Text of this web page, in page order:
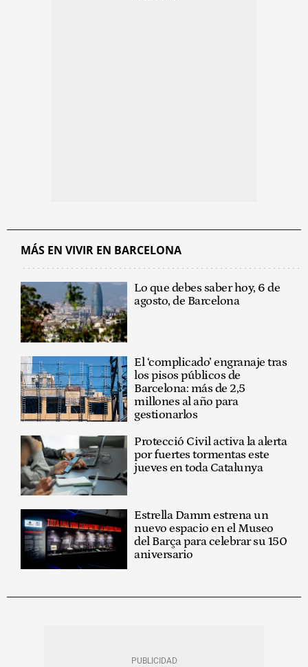
MÁS EN VIVIR EN BARCELONA
Lo que debes saber hoy, 6 de
agosto, de Barcelona
El ‘complicado’ engranaje tras
los pisos públicos de
Barcelona: más de 2,5
millones al año para
gestionarlos
Protecció Civil activa la alerta
por fuertes tormentas este
jueves en toda Catalunya
Estrella Damm estrena un
nuevo espacio en el Museo
del Barça para celebrar su 150
aniversario